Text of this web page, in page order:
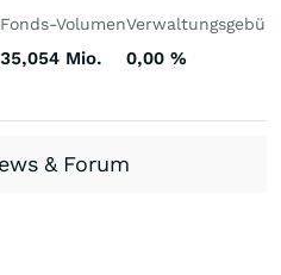
Fonds-Volumen
35,054 Mio. 0,00 %
& Forum